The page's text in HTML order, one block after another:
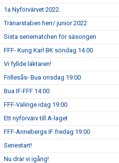
1a Nyförvärvet 2022.
Tränarstaben herr/ junior 2022
Sista seriematchen för säsongen
FFF- Kung Karl BK söndag 14:00
Vi fyllde läktaren!
Frillesås- Bua onsdag 19:00
Bua IF-FFF 14:00
FFF-Valinge idag 19:00
Ett nyförvärv till A-laget
FFF-Annebergs IF fredag 19:00
Seriestart!
Nu drar vi igång!